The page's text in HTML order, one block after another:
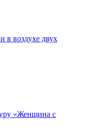
в воздухе двух
«Женщина с